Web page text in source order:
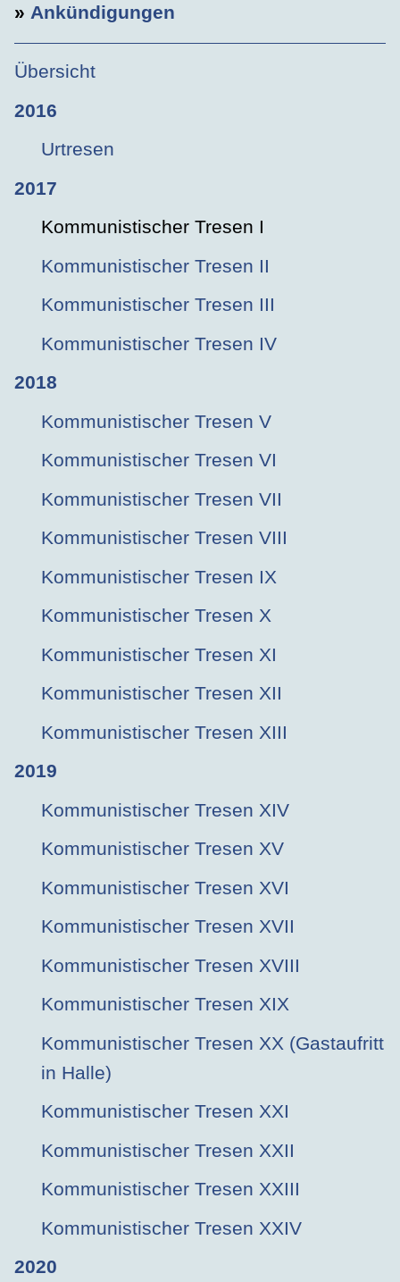
» Ankündigungen
Übersicht
2016
Urtresen
2017
Kommunistischer Tresen I
Kommunistischer Tresen II
Kommunistischer Tresen III
Kommunistischer Tresen IV
2018
Kommunistischer Tresen V
Kommunistischer Tresen VI
Kommunistischer Tresen VII
Kommunistischer Tresen VIII
Kommunistischer Tresen IX
Kommunistischer Tresen X
Kommunistischer Tresen XI
Kommunistischer Tresen XII
Kommunistischer Tresen XIII
2019
Kommunistischer Tresen XIV
Kommunistischer Tresen XV
Kommunistischer Tresen XVI
Kommunistischer Tresen XVII
Kommunistischer Tresen XVIII
Kommunistischer Tresen XIX
Kommunistischer Tresen XX (Gastaufritt
in Halle)
Kommunistischer Tresen XXI
Kommunistischer Tresen XXII
Kommunistischer Tresen XXIII
Kommunistischer Tresen XXIV
2020